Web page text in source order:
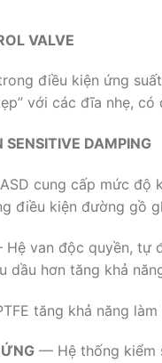
VALVE
điều kiện ứng
với các đĩa nhẹ,
SENSITIVE DAMPING
cung cấp mức
điều kiện đường gồ
van độc quyền, tự
hơn tăng khả
tăng khả năng
— Hệ thống kiểm